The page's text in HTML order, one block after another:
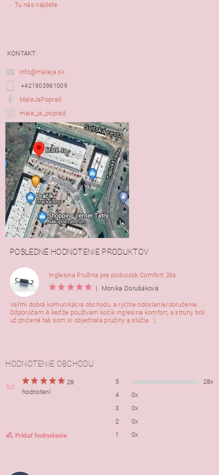
Tu nás nájdete
KONTAKT:
info@maleja.sk
+421903961009
MaleJaPoprad
male_ja_poprad
POSLEDNÉ HODNOTENIE PRODUKTOV
Inglesina Pružina pre podvozok Comfort, 2ks
|
Monika Dorušáková
Veľmi dobrá komunikácia obchodu, a rýchle odoslanie/doručenie.
Odporúčam A keďže používam kočík inglesina komfort, a struny boli
už zničené tak som si objednala pružiny a slúžia. :)
HODNOTENIE OBCHODU
5,0
28
hodnotení
Pridať hodnotenie
5
28x
4
0x
3
0x
2
0x
1
0x